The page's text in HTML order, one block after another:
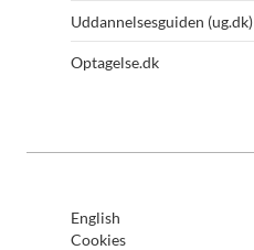
Uddannelsesguiden (ug.dk)
Optagelse.dk
English
Cookies